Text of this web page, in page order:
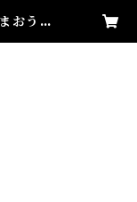
おう |